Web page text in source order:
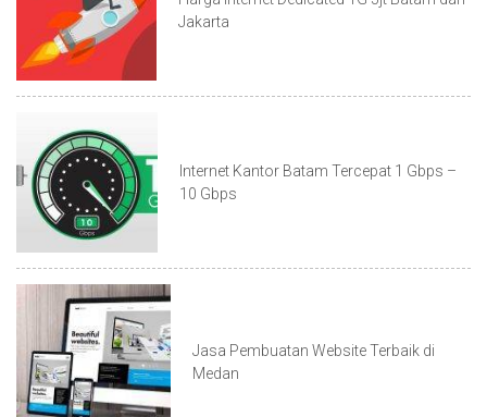
Jakarta
Internet Kantor Batam Tercepat 1 Gbps –
10 Gbps
Jasa Pembuatan Website Terbaik di
Medan